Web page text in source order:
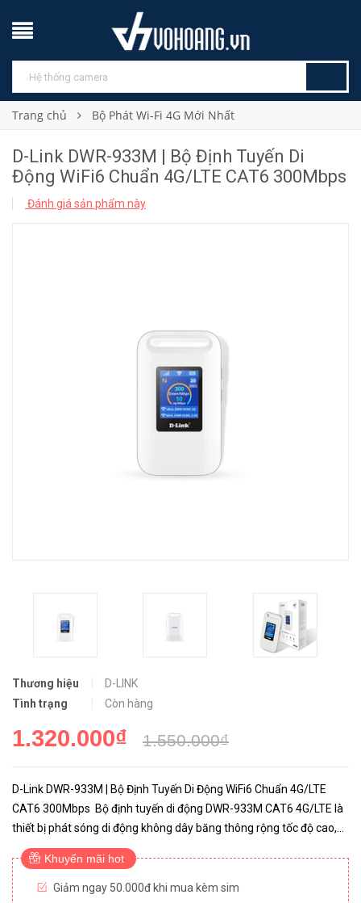
Trang chủ Bộ Phát Wi-Fi 4G Mới Nhất
D-Link DWR-933M | Bộ Định Tuyến Di
Động WiFi6 Chuẩn 4G/LTE CAT6 300Mbps
Đánh giá sản phẩm này
Thương hiệu
D-LINK
Tình trạng
Còn hàng
1.320.000₫ 1.550.000₫
D-Link DWR-933M | Bộ Định Tuyến Di Động WiFi6 Chuẩn 4G/LTE
CAT6 300Mbps Bộ định tuyến di động DWR-933M CAT6 4G/LTE là
thiết bị phát sóng di động không dây băng thông rộng tốc độ cao,
chuyển đổi từ mạng WAN (WWAN) sang Wi-Fi. DWR-933M sử
dụng...
Khuyến mãi hot
Giảm ngay 50.000đ khi mua kèm sim